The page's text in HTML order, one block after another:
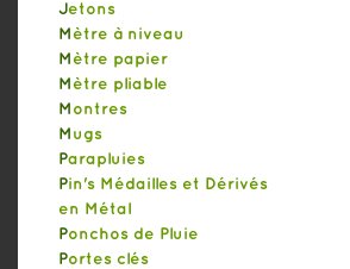
Jetons
Mètre à niveau
Mètre papier
Mètre pliable
Montres
Mugs
Parapluies
Pin's Médailles et Dérivés
en Métal
Ponchos de Pluie
Portes clés